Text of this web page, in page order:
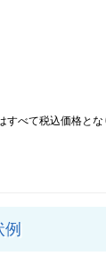
すべて税込価格と